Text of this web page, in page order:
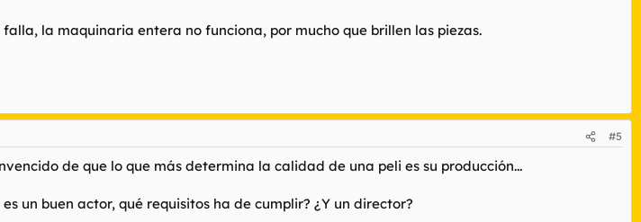
la maquinaria entera no funciona, por mucho que brillen las piezas.
#5
de que lo que más determina la calidad de una peli es su producción...
un buen actor, qué requisitos ha de cumplir? ¿Y un director?